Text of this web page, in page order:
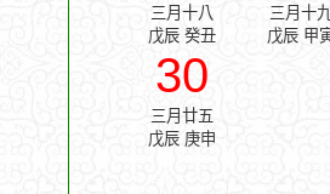
三月十八
戊辰 癸丑
三月十
戊辰 甲
30
三月廿五
戊辰 庚申